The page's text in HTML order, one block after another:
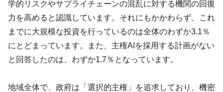
学的リスクやサプライチェーンの混乱に対する機関の回復
力を高めると認識しています。それにもかかわらず、これ
までに大規模な投資を行っているのは全体のわずか3.1％
にとどまっています。また、主権AIを採用する計画がない
と回答したのは、わずか1.7％となっています。
地域全体で、政府は「選択的主権」を追求しており、機密